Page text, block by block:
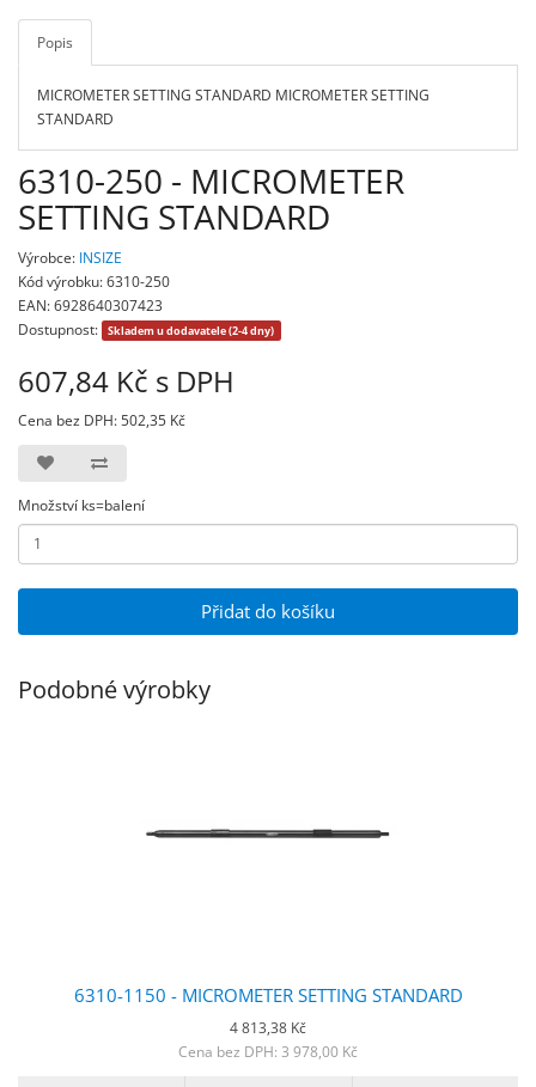
Popis
MICROMETER SETTING STANDARD MICROMETER SETTING
STANDARD
6310-250 - MICROMETER
SETTING STANDARD
Výrobce: INSIZE
Kód výrobku: 6310-250
EAN: 6928640307423
Dostupnost:
Skladem u dodavatele (2-4 dny)
607,84 Kč s DPH
Cena bez DPH: 502,35 Kč
Množství ks=balení
Přidat do košíku
Podobné výrobky
6310-1150 - MICROMETER SETTING STANDARD
4 813,38 Kč
Cena bez DPH: 3 978,00 Kč